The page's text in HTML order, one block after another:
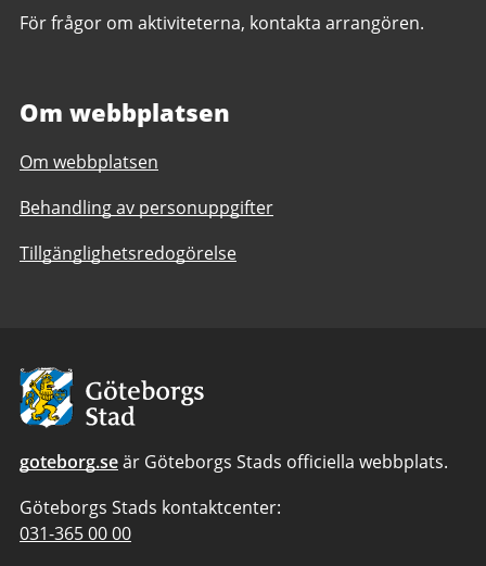
För frågor om aktiviteterna, kontakta arrangören.
Om webbplatsen
Om webbplatsen
Behandling av personuppgifter
Tillgänglighetsredogörelse
Avsändare
goteborg.seär Göteborgs Stads officiella webbplats.
Göteborgs Stads kontaktcenter:
Telefonnummer
031-365 00 00